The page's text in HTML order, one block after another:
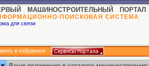
МАШИНОСТРОИТЕЛЬНЫЙ ПОРТАЛ
ПОИСКОВАЯ СИСТЕМА
для связи
в избранное